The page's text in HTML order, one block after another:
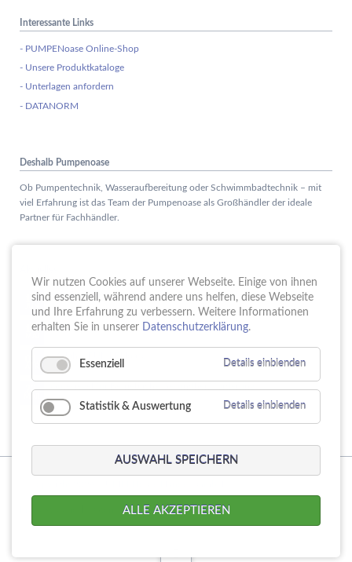
Interessante Links
- PUMPENoase Online-Shop
- Unsere Produktkataloge
- Unterlagen anfordern
- DATANORM
Deshalb Pumpenoase
Ob Pumpentechnik, Wasseraufbereitung oder Schwimmbadtechnik – mit
viel Erfahrung ist das Team der Pumpenoase als Großhändler der ideale
Partner für Fachhändler.
15. Schule trifft Wirtschaft bei der PUMPENoase!
18. Vortrag IT-Sicherheit
16 Jahre PUMPENoase
23.
überspringen
Datenschutz Impressum AGB
Wir nutzen Cookies auf unserer Webseite. Einige von ihnen
sind essenziell, während andere uns helfen, diese Webseite
und Ihre Erfahrung zu verbessern. Weitere Informationen
erhalten Sie in unserer Datenschutzerklärung.
Essenziell Details einblenden
Statistik & Auswertung Details einblenden
AUSWAHL SPEICHERN
ALLE AKZEPTIEREN